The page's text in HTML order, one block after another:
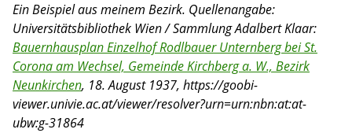
Ein Beispiel aus meinem Bezirk. Quellenangabe:
Universitätsbibliothek Wien / Sammlung Adalbert Klaar:
Bauernhausplan Einzelhof Rodlbauer Unternberg bei St.
Corona am Wechsel, Gemeinde Kirchberg a. W., Bezirk
Neunkirchen, 18. August 1937, https://goobi-
viewer.univie.ac.at/viewer/resolver?urn=urn:nbn:at:at-
ubw:g-31864